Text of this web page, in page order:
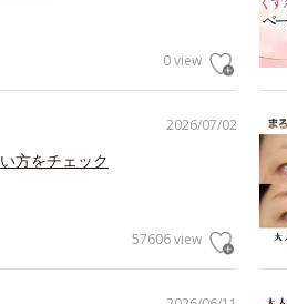
0 view
2026/07/02
方をチェック
57606 view